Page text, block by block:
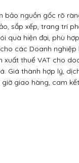
bảo nguồn gốc rõ
sắp xếp, trang trí
quà hiện đại, phù
các Doanh nghiệp
xuất thuế VAT cho
Giá thành hợp lý,
giờ giao hàng, cam